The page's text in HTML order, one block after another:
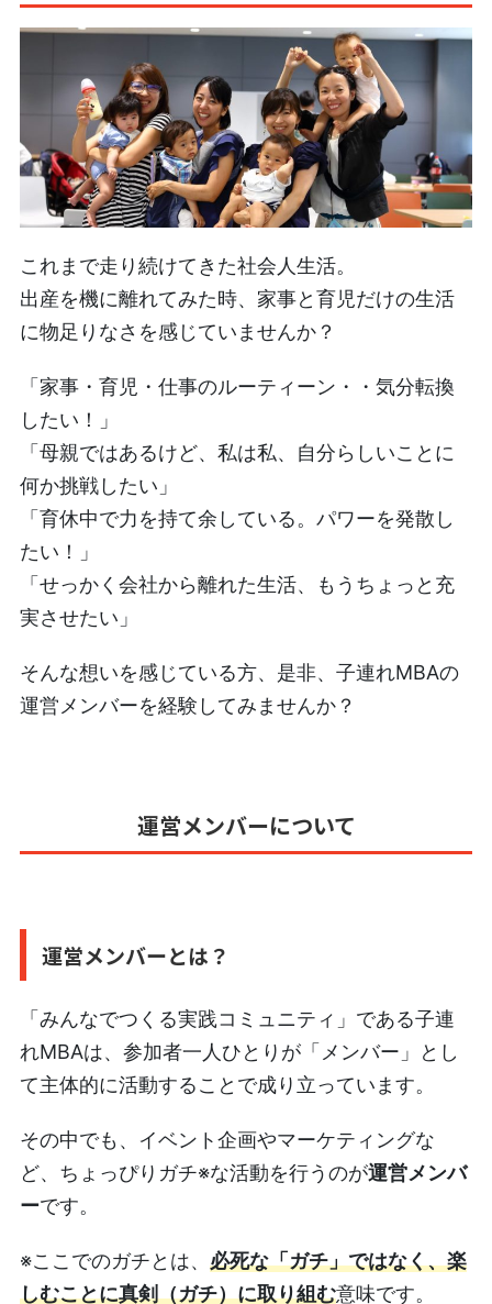
これまで走り続けてきた社会人生活。
出産を機に離れてみた時、家事と育児だけの生活
に物足りなさを感じていませんか？
「家事・育児・仕事のルーティーン・・気分転換
したい！」
「母親ではあるけど、私は私、自分らしいことに
何か挑戦したい」
「育休中で力を持て余している。パワーを発散し
たい！」
「せっかく会社から離れた生活、もうちょっと充
実させたい」
そんな想いを感じている方、是非、子連れMBAの
運営メンバーを経験してみませんか？
運営メンバーについて
運営メンバーとは？
「みんなでつくる実践コミュニティ」である子連
れMBAは、参加者一人ひとりが「メンバー」とし
て主体的に活動することで成り立っています。
その中でも、イベント企画やマーケティングな
ど、ちょっぴりガチ※な活動を行うのが運営メンバ
ーです。
※ここでのガチとは、 必死な「ガチ」ではなく、楽
しむことに真剣（ガチ）に取り組む意味です。